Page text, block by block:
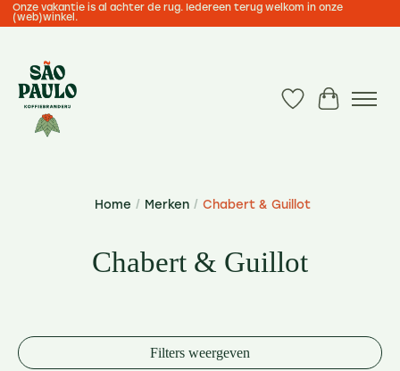
Onze vakantie is al achter de rug. Iedereen terug welkom in onze
(web)winkel.
Verlanglijst
Home / Merken / Chabert & Guillot
Chabert & Guillot
Filters weergeven